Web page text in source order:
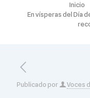
Inicio
En vísperas del Día
Publicado por Voces